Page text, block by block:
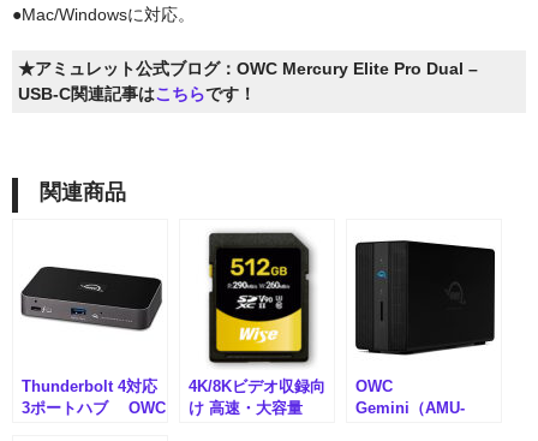
パソコン&PCサーバー
デスクトップドライブケース
ラックマウント
ワイヤレスHDMIエクステンダー
リモートKVMスイッチ
●Mac/Windowsに対応。
★アミュレット公式ブログ：OWC Mercury Elite Pro Dual –
USB-C関連記事はこちらです！
関連商品
Thunderbolt 4対応
3ポートハブ OWC
4K/8Kビデオ収録向
け 高速・大容量
OWC
Gemini（AMU-